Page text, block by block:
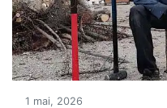
1 mai, 2026